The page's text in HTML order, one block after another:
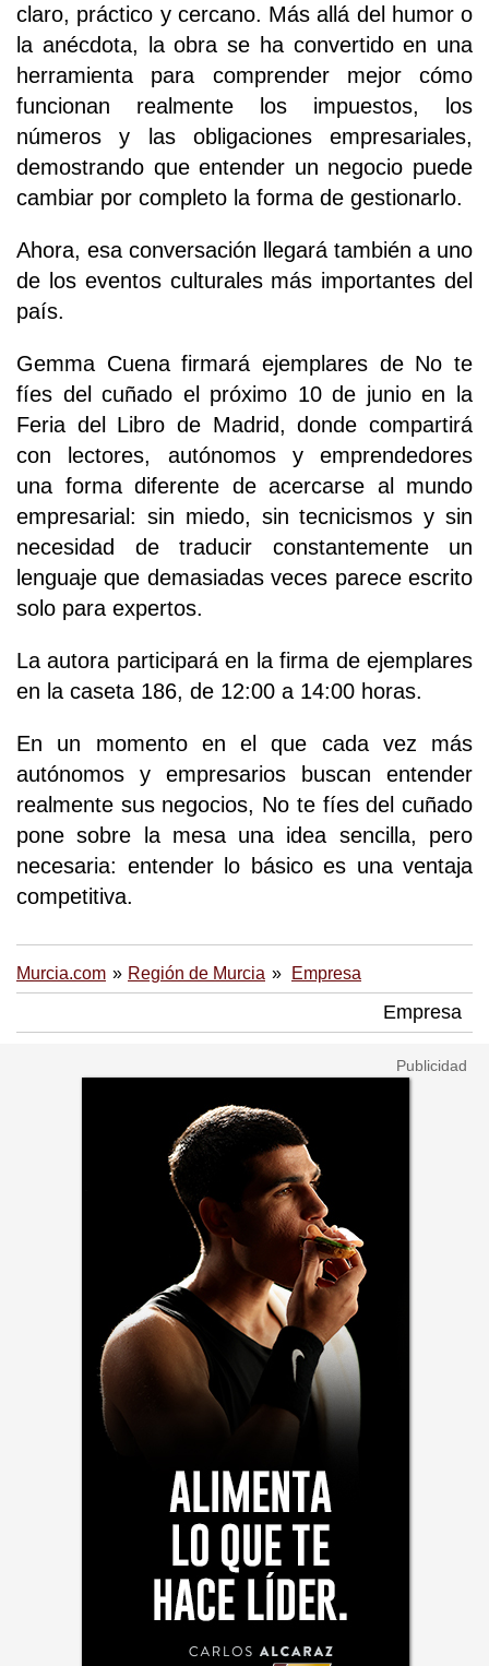
claro, práctico y cercano. Más allá del humor o
la anécdota, la obra se ha convertido en una
herramienta para comprender mejor cómo
funcionan realmente los impuestos, los
números y las obligaciones empresariales,
demostrando que entender un negocio puede
cambiar por completo la forma de gestionarlo.
Ahora, esa conversación llegará también a uno
de los eventos culturales más importantes del
país.
Gemma Cuena firmará ejemplares de No te
fíes del cuñado el próximo 10 de junio en la
Feria del Libro de Madrid, donde compartirá
con lectores, autónomos y emprendedores
una forma diferente de acercarse al mundo
empresarial: sin miedo, sin tecnicismos y sin
necesidad de traducir constantemente un
lenguaje que demasiadas veces parece escrito
solo para expertos.
La autora participará en la firma de ejemplares
en la caseta 186, de 12:00 a 14:00 horas.
En un momento en el que cada vez más
autónomos y empresarios buscan entender
realmente sus negocios, No te fíes del cuñado
pone sobre la mesa una idea sencilla, pero
necesaria: entender lo básico es una ventaja
competitiva.
Murcia.com Región de Murcia Empresa
Empresa